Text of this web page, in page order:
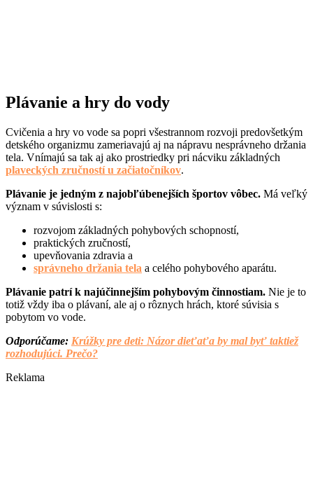
Plávanie a hry do vody
Cvičenia a hry vo vode sa popri všestrannom rozvoji predovšetkým
detského organizmu zameriavajú aj na nápravu nesprávneho držania
tela. Vnímajú sa tak aj ako prostriedky pri nácviku základných
plaveckých zručností u začiatočníkov.
Plávanie je jedným z najobľúbenejších športov vôbec. Má veľký
význam v súvislosti s:
rozvojom základných pohybových schopností,
praktických zručností,
upevňovania zdravia a
správneho držania tela a celého pohybového aparátu.
Plávanie patrí k najúčinnejším pohybovým činnostiam. Nie je to
totiž vždy iba o plávaní, ale aj o rôznych hrách, ktoré súvisia s
pobytom vo vode.
Odporúčame: Krúžky pre deti: Názor dieťaťa by mal byť taktiež
rozhodujúci. Prečo?
Reklama